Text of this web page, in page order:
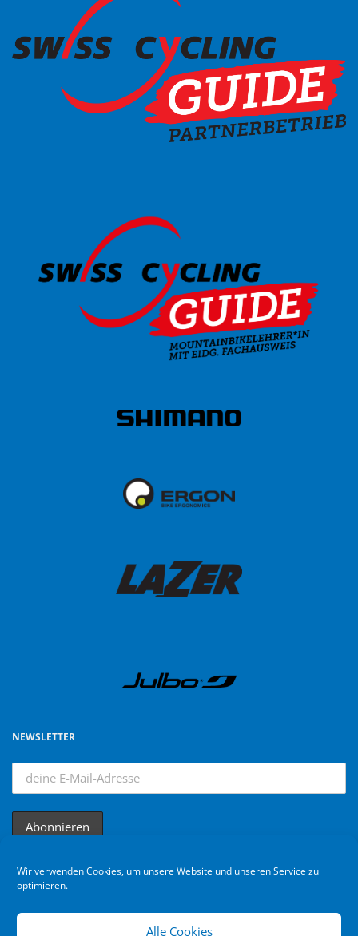
Wir verwenden Cookies, um unsere Website und unseren Service zu
optimieren.
Alle Cookies
NEWSLETTER